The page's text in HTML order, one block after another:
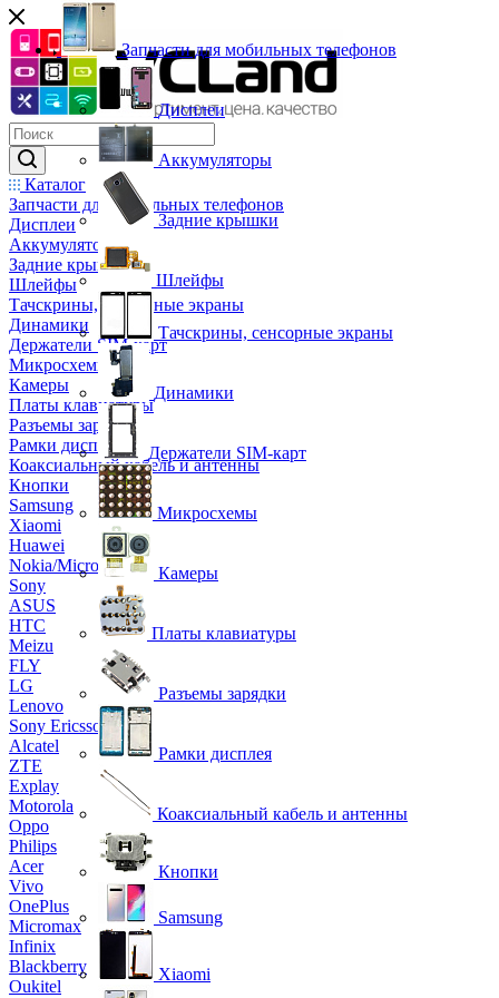
Каталог
Запчасти для мобильных телефонов
Дисплеи
Аккумуляторы
Задние крышки
Шлейфы
Тачскрины, сенсорные экраны
Динамики
Держатели SIM-карт
Микросхемы
Камеры
Платы клавиатуры
Разъемы зарядки
Рамки дисплея
Коаксиальный кабель и антенны
Кнопки
Samsung
Xiaomi
Huawei
Nokia/Microsoft
Sony
ASUS
HTC
Meizu
FLY
LG
Lenovo
Sony Ericsson
Alcatel
ZTE
Explay
Motorola
Oppo
Philips
Acer
Vivo
OnePlus
Micromax
Infinix
Blackberry
Oukitel
Запчасти для мобильных телефонов
Дисплеи
Аккумуляторы
Задние крышки
Шлейфы
Тачскрины, сенсорные экраны
Динамики
Держатели SIM-карт
Микросхемы
Камеры
Платы клавиатуры
Разъемы зарядки
Рамки дисплея
Коаксиальный кабель и антенны
Кнопки
Samsung
Xiaomi